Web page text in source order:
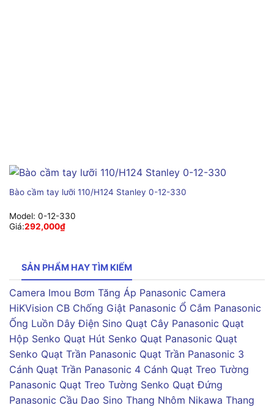
Bào cầm tay lưỡi 110/H124 Stanley 0-12-330
Model: 0-12-330
Giá:292,000₫
SẢN PHẨM HAY TÌM KIẾM
Camera Imou Bơm Tăng Áp Panasonic Camera
HiKVision CB Chống Giật Panasonic Ổ Cắm Panasonic
Ống Luồn Dây Điện Sino Quạt Cây Panasonic Quạt
Hộp Senko Quạt Hút Senko Quạt Panasonic Quạt
Senko Quạt Trần Panasonic Quạt Trần Panasonic 3
Cánh Quạt Trần Panasonic 4 Cánh Quạt Treo Tường
Panasonic Quạt Treo Tường Senko Quạt Đứng
Panasonic Cầu Dao Sino Thang Nhôm Nikawa Thang